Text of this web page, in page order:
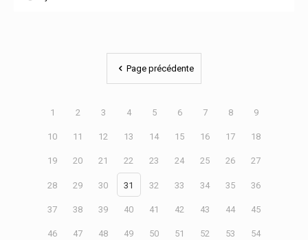
Page précédente
1 2 3 4 5 6 7 8 9
10 11 12 13 14 15 16 17 18
19 20 21 22 23 24 25 26 27
28 29 30 31 32 33 34 35 36
37 38 39 40 41 42 43 44 45
46 47 48 49 50 51 52 53 54